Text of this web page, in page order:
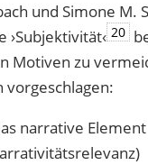
und Simone M.
20
Motiven zu
vorgeschlagen:
narrative Element